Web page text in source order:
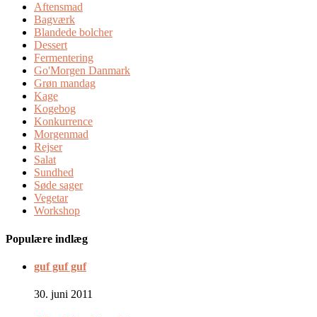
Aftensmad
Bagværk
Blandede bolcher
Dessert
Fermentering
Go'Morgen Danmark
Grøn mandag
Kage
Kogebog
Konkurrence
Morgenmad
Rejser
Salat
Sundhed
Søde sager
Vegetar
Workshop
Populære indlæg
guf guf guf
30. juni 2011